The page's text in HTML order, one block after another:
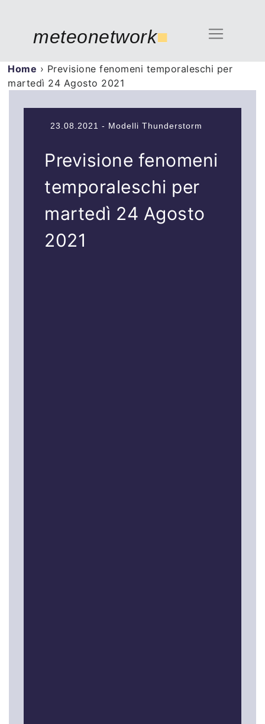
meteonetwork■
Home › Previsione fenomeni temporaleschi per
martedì 24 Agosto 2021
23.08.2021 - Modelli Thunderstorm
Previsione fenomeni
temporaleschi per
martedì 24 Agosto
2021